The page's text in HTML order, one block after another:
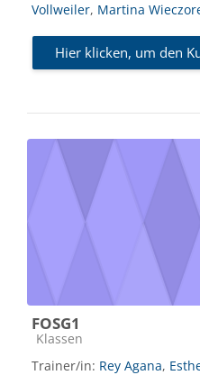
Vollweiler, Martina
Hier klicken, um den
FOSG1
Kursbereich
Klassen
Trainer/in: Rey Agana,